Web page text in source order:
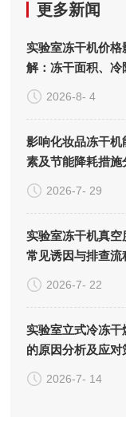
更多新闻
实验室冻干机价格
解：冻干面积、冷
系统的成本构成
2026-8- 4
影响化妆品冻干机
素及节能降耗措施
2026-7- 29
实验室冻干机真空
常见诱因与排查流
2026-7- 22
实验室立式冷冻干
的原因分析及应对
2026-7- 14